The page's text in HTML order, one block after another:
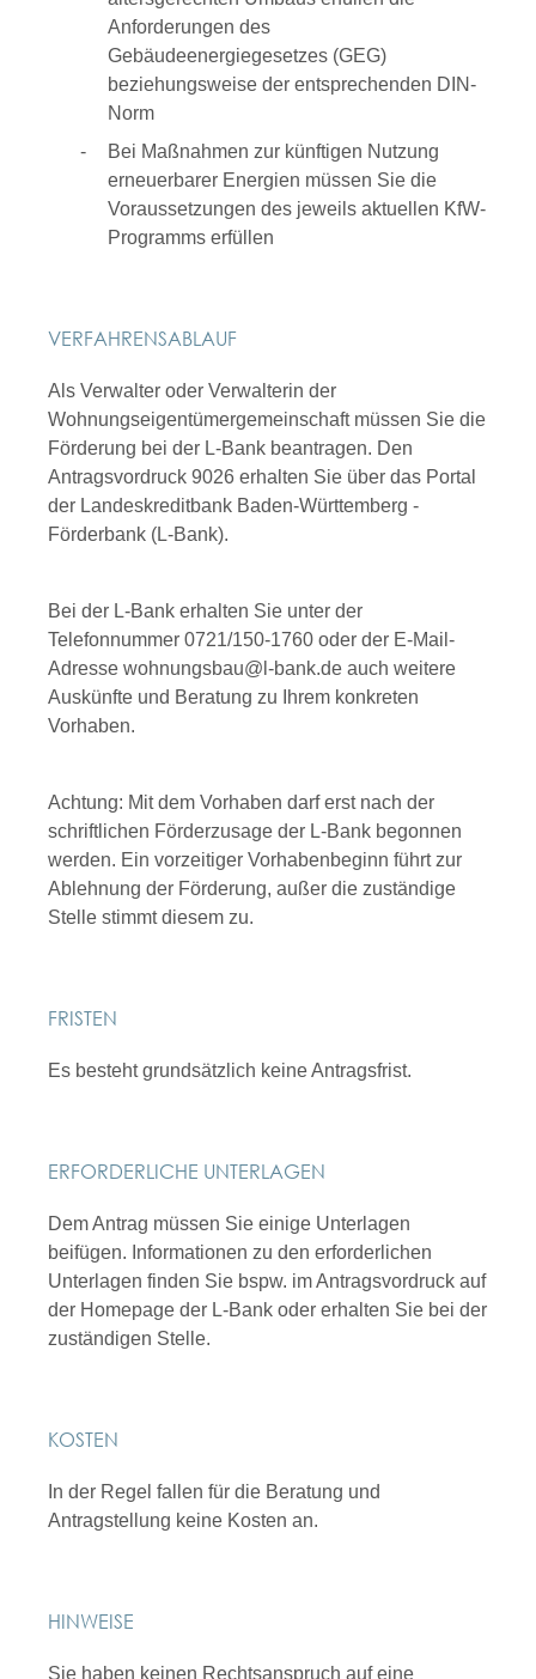
Anforderungen des
Gebäudeenergiegesetzes (GEG)
beziehungsweise der entsprechenden DIN-
Norm
Bei Maßnahmen zur künftigen Nutzung
erneuerbarer Energien müssen Sie die
Voraussetzungen des jeweils aktuellen KfW-
Programms erfüllen
VERFAHRENSABLAUF
Als Verwalter oder Verwalterin der
Wohnungseigentümergemeinschaft müssen Sie die
Förderung bei der L-Bank beantragen. Den
Antragsvordruck 9026 erhalten Sie über das Portal
der Landeskreditbank Baden-Württemberg -
Förderbank (L-Bank).
Bei der L-Bank erhalten Sie unter der
Telefonnummer 0721/150-1760 oder der E-Mail-
Adresse wohnungsbau@l-bank.de auch weitere
Auskünfte und Beratung zu Ihrem konkreten
Vorhaben.
Achtung: Mit dem Vorhaben darf erst nach der
schriftlichen Förderzusage der L-Bank begonnen
werden. Ein vorzeitiger Vorhabenbeginn führt zur
Ablehnung der Förderung, außer die zuständige
Stelle stimmt diesem zu.
FRISTEN
Es besteht grundsätzlich keine Antragsfrist.
ERFORDERLICHE UNTERLAGEN
Dem Antrag müssen Sie einige Unterlagen
beifügen. Informationen zu den erforderlichen
Unterlagen finden Sie bspw. im Antragsvordruck auf
der Homepage der L-Bank oder erhalten Sie bei der
zuständigen Stelle.
KOSTEN
In der Regel fallen für die Beratung und
Antragstellung keine Kosten an.
HINWEISE
Sie haben keinen Rechtsanspruch auf eine